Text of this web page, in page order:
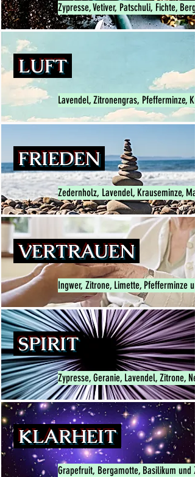
Zypresse, Vetiver, Patschuli, Fichte,
LUFT
Lavendel, Zitronengras, Pfefferminze,
FRIEDEN
Zedernholz, Lavendel, Krauseminze,
VERTRAUEN
Ingwer, Zitrone, Limette, Pfefferminze
SPIRIT
Zypresse, Geranie, Lavendel, Zitrone,
KLARHEIT
Grapefruit, Bergamotte, Basilikum und